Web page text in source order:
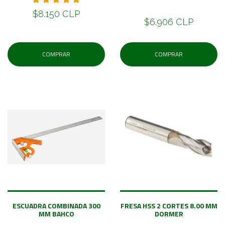
$8.150 CLP
COMPRAR
$6.906 CLP
COMPRAR
ESCUADRA COMBINADA 300
MM BAHCO
FRESA HSS 2 CORTES 8.00 MM
DORMER